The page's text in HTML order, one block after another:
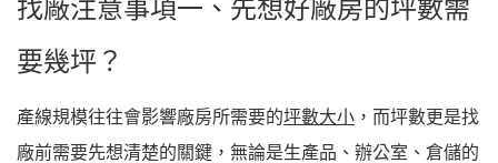
找廠注意事項一、先想好廠房的坪數需
要幾坪？
產線規模往往會影響廠房所需要的坪數大小 ，而坪數更是找
廠前需要先想清楚的關鍵，無論是生產品、辦公室、倉儲的